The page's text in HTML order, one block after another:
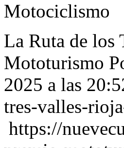
Motociclismo
La Ruta de los
Mototurismo
2025 a las
tres-valles-
https://